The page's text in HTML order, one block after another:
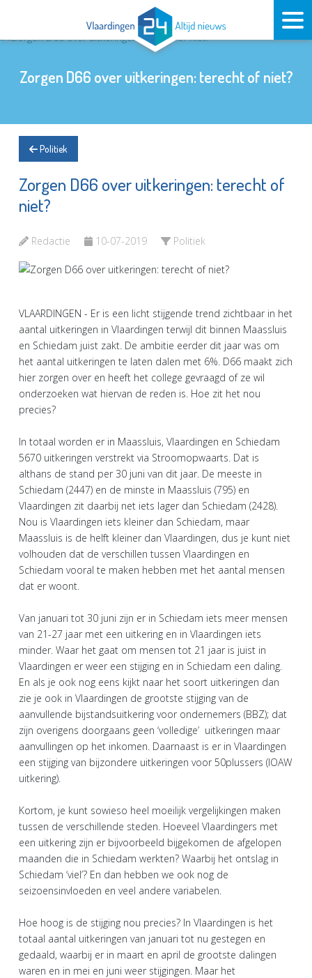
Zorgen D66 over uitkeringen: terecht of niet?
Politiek
Zorgen D66 over uitkeringen: terecht of
niet?
Redactie 10-07-2019 Politiek
VLAARDINGEN - Er is een licht stijgende trend zichtbaar in het
aantal uitkeringen in Vlaardingen terwijl dit binnen Maassluis
en Schiedam juist zakt. De ambitie eerder dit jaar was om
het aantal uitkeringen te laten dalen met 6%. D66 maakt zich
hier zorgen over en heeft het college gevraagd of ze wil
onderzoeken wat hiervan de reden is. Hoe zit het nou
precies?
In totaal worden er in Maassluis, Vlaardingen en Schiedam
5670 uitkeringen verstrekt via Stroomopwaarts. Dat is
althans de stand per 30 juni van dit jaar. De meeste in
Schiedam (2447) en de minste in Maassluis (795) en
Vlaardingen zit daarbij net iets lager dan Schiedam (2428).
Nou is Vlaardingen iets kleiner dan Schiedam, maar
Maassluis is de helft kleiner dan Vlaardingen, dus je kunt niet
volhouden dat de verschillen tussen Vlaardingen en
Schiedam vooral te maken hebben met het aantal mensen
dat er woont.
Van januari tot 30 juni zijn er in Schiedam iets meer mensen
van 21-27 jaar met een uitkering en in Vlaardingen iets
minder. Waar het gaat om mensen tot 21 jaar is juist in
Vlaardingen er weer een stijging en in Schiedam een daling.
En als je ook nog eens kijkt naar het soort uitkeringen dan
zie je ook in Vlaardingen de grootste stijging van de
aanvullende bijstandsuitkering voor ondernemers (BBZ); dat
zijn overigens doorgaans geen ‘volledige’ uitkeringen maar
aanvullingen op het inkomen. Daarnaast is er in Vlaardingen
een stijging van bijzondere uitkeringen voor 50plussers (IOAW
uitkering).
Kortom, je kunt sowieso heel moeilijk vergelijkingen maken
tussen de verschillende steden. Hoeveel Vlaardingers met
een uitkering zijn er bijvoorbeeld bijgekomen de afgelopen
maanden die in Schiedam werkten? Waarbij het ontslag in
Schiedam ‘viel’? En dan hebben we ook nog de
seizoensinvloeden en veel andere variabelen.
Hoe hoog is de stijging nou precies? In Vlaardingen is het
totaal aantal uitkeringen van januari tot nu gestegen en
gedaald, waarbij er in maart en april de grootste dalingen
waren en in mei en juni weer stijgingen. Maar het